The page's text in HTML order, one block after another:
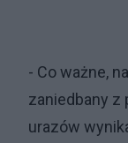
- Co ważne,
zaniedbany
urazów